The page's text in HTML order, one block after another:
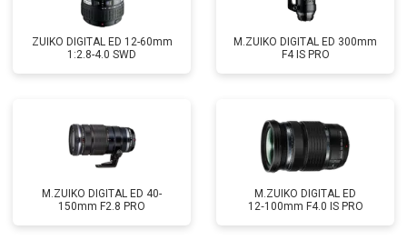
ZUIKO DIGITAL ED 12-60mm
1:2.8-4.0 SWD
M.ZUIKO DIGITAL ED 300mm
F4 IS PRO
M.ZUIKO DIGITAL ED 40-
150mm F2.8 PRO
M.ZUIKO DIGITAL ED
12‑100mm F4.0 IS PRO